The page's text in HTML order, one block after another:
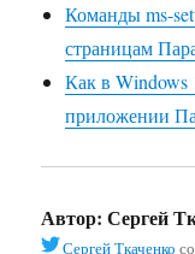
Команды ms-
страницам
Как в Windows
приложении
Автор: Сергей
Сергей Ткаченко